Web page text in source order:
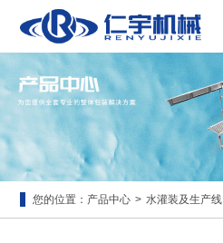
您的位置： 产品中心 > 水灌装及生产线